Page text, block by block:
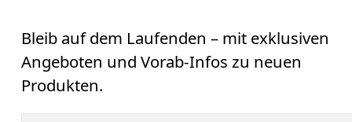
Bleib auf dem Laufenden – mit exklusiven
Angeboten und Vorab-Infos zu neuen
Produkten.